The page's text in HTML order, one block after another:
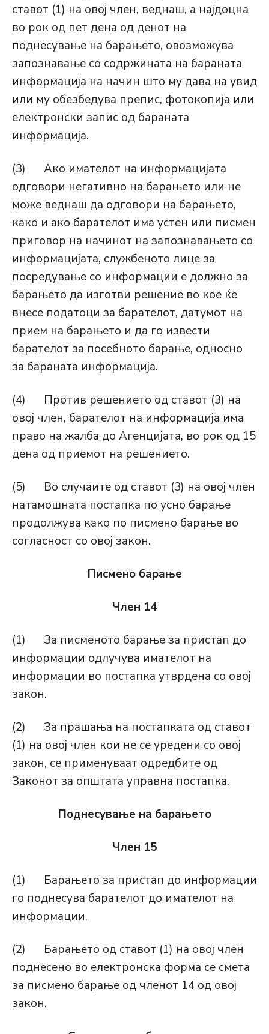
ставот (1) на овој член, веднаш, а најдоцна
во рок од пет дена од денот на
поднесување на барањето, овозможува
запознавање со содржината на бараната
информација на начин што му дава на увид
или му обезбедува препис, фотокопија или
електронски запис од бараната
информација.
(3) Ако имателот на информацијата
одговори негативно на барањето или не
може веднаш да одговори на барањето,
како и ако барателот има устен или писмен
приговор на начинот на запознавањето со
информацијата, службеното лице за
посредување со информации е должно за
барањето да изготви решение во кое ќе
внесе податоци за барателот, датумот на
прием на барањето и да го извести
барателот за посебното барање, односно
за бараната информација.
(4) Против решението од ставот (3) на
овој член, барателот на информација има
право на жалба до Агенцијата, во рок од 15
дена од приемот на решението.
(5) Во случаите од ставот (3) на овој член
натамошната постапка по усно барање
продолжува како по писмено барање во
согласност со овој закон.
Писмено барање
Член 14
(1) За писменото барање за пристап до
информации одлучува имателот на
информации во постапка утврдена со овој
закон.
(2) За прашања на постапката од ставот
(1) на овој член кои не се уредени со овој
закон, се применуваат одредбите од
Законот за општата управна постапка.
Поднесување на барањето
Член 15
(1) Барањето за пристап до информации
го поднесува барателот до имателот на
информации.
(2) Барањето од ставот (1) на овој член
поднесено во електронска форма се смета
за писмено барање од членот 14 од овој
закон.